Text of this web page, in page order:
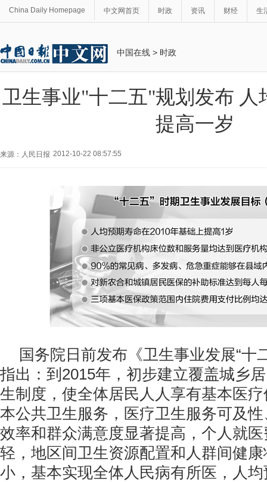
China Daily Homepage 中文网首页 时政 资讯 财经 生
中国在线 > 时政
卫生事业"十二五"规划发布 人
提高一岁
来源：人民日报 2012-10-22 08:57:55
国务院日前发布《卫生事业发展“十
指出：到2015年，初步建立覆盖城乡
生制度，使全体居民人人享有基本医
本公共卫生服务，医疗卫生服务可及
效率和群众满意度显著提高，个人就
轻，地区间卫生资源配置和人群间健
小，基本实现全体人民病有所医，人